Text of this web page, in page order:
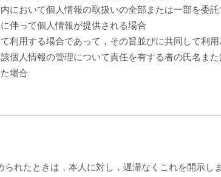
において個人情報の取扱いの全部または一部を委
伴って個人情報が提供される場合
利用する場合であって，その旨並びに共同して利
個人情報の管理について責任を有する者の氏名ま
場合
れたときは，本人に対し，遅滞なくこれを開示